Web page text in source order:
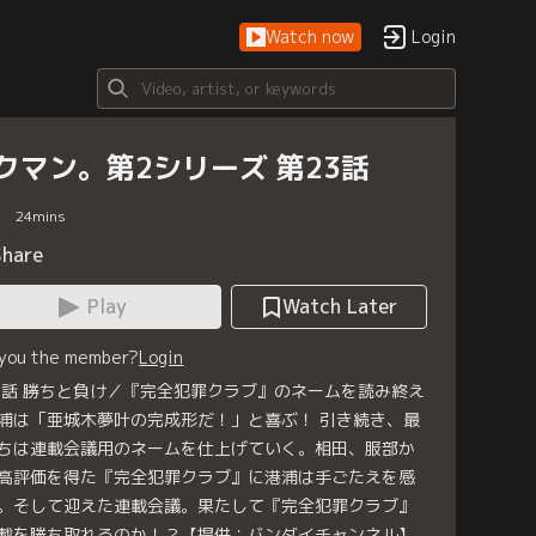
Watch now Login
マン。第2シリーズ 第23話
24mins
Play
Watch Later
the member?Login
勝ちと負け／『完全犯罪クラブ』のネームを読み終え
は「亜城木夢叶の完成形だ！」と喜ぶ！ 引き続き、最
は連載会議用のネームを仕上げていく。相田、服部か
評価を得た『完全犯罪クラブ』に港浦は手ごたえを感
そして迎えた連載会議。果たして『完全犯罪クラブ』